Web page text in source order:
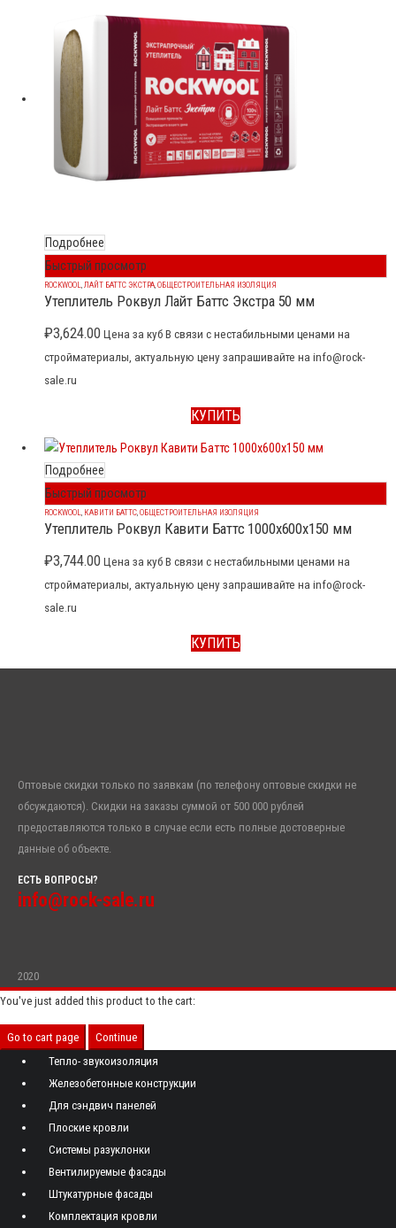
Подробнее
Быстрый просмотр
ROCKWOOL,ЛАЙТ БАТТС ЭКСТРА,ОБЩЕСТРОИТЕЛЬНАЯ ИЗОЛЯЦИЯ
Утеплитель Роквул Лайт Баттс Экстра 50 мм
₽3,624.00 Цена за куб В связи с нестабильными ценами на
стройматериалы, актуальную цену запрашивайте на info@rock-
sale.ru
КУПИТЬ
Подробнее
Быстрый просмотр
ROCKWOOL КАВИТИ БАТТС ОБЩЕСТРОИТЕЛЬНАЯ ИЗОЛЯЦИЯ
Утеплитель Роквул Кавити Баттс 1000x600x150 мм
₽3,744.00 Цена за куб В связи с нестабильными ценами на
стройматериалы, актуальную цену запрашивайте на info@rock-
sale.ru
КУПИТЬ
Оптовые скидки только по заявкам (по телефону оптовые скидки не
обсуждаются). Скидки на заказы суммой от 500 000 рублей
предоставляются только в случае если есть полные достоверные
данные об объекте.
ЕСТЬ ВОПРОСЫ?
info@rock-sale.ru
2020
You've just added this product to the cart:
Go to cart page
Continue
Тепло- звукоизоляция
Железобетонные конструкции
Для сэндвич панелей
Плоские кровли
Системы разуклонки
Вентилируемые фасады
Штукатурные фасады
Комплектация кровли